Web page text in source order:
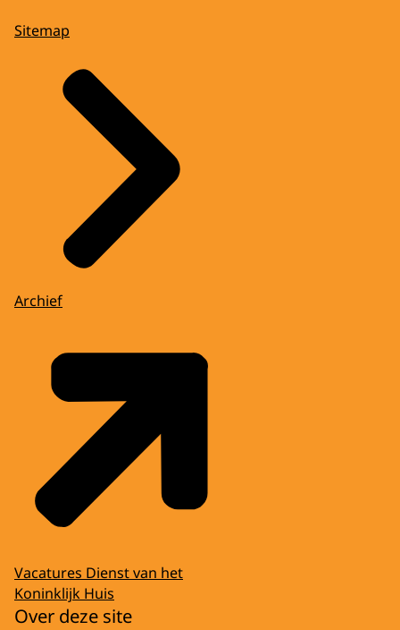
Sitemap
Archief
Vacatures Dienst van het
Koninklijk Huis
Over deze site